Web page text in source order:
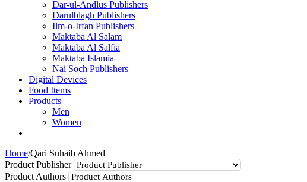
Dar-ul-Andlus Publishers
Darulblagh Publishers
Ilm-o-Irfan Publishers
Maktaba Al Salam
Maktaba Al Salfia
Maktaba Islamia
Nai Soch Publishers
Digital Devices
Food Items
Products
Men
Women
Home/Qari Suhaib Ahmed
Product Publisher
Product Authors